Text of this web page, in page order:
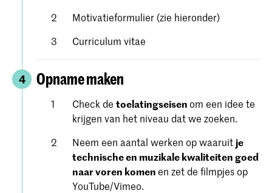
Motivatieformulier (zie hieronder)
Curriculum vitae
4 Opname maken
Check detoelatingseisenom een ​​idee te
krijgen van het niveau dat we zoeken.
Neem een aantal werken op waaruit je
technische en muzikale kwaliteiten goed
naar voren komenen zet de filmpjes op
YouTube/Vimeo.